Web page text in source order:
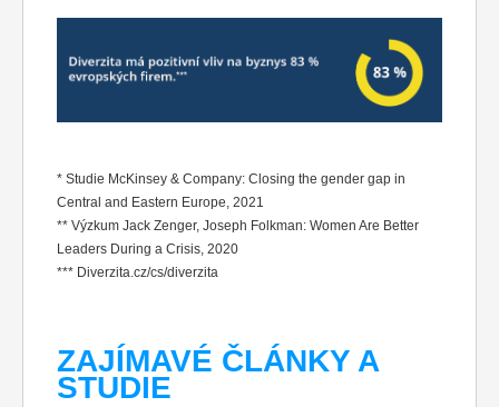
* Studie McKinsey & Company: Closing the gender gap in
Central and Eastern Europe, 2021
** Výzkum Jack Zenger, Joseph Folkman: Women Are Better
Leaders During a Crisis, 2020
*** Diverzita.cz/cs/diverzita
ZAJÍMAVÉ ČLÁNKY A
STUDIE